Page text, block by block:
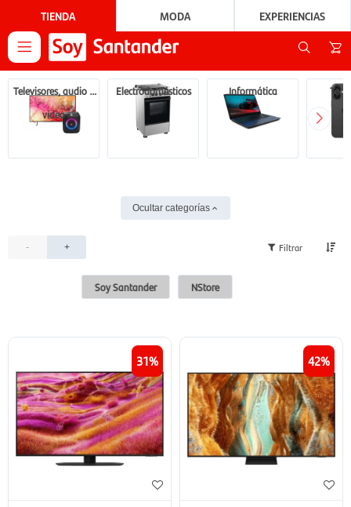
TIENDA MODA EXPERIENCIAS

Televisores, audio y
video
Electrodomésticos Informática
Ocultar categorías
- +
Soy Santander NStore
31 42